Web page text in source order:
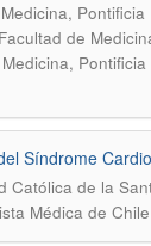
de
Síndrome
de la
Médica de